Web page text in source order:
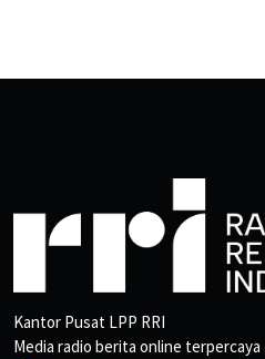
Kantor Pusat LPP RRI
Media radio berita online terpercaya